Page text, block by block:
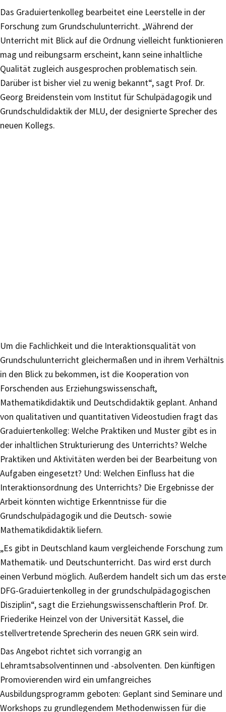
Das Graduiertenkolleg bearbeitet eine Leerstelle in der
Forschung zum Grundschulunterricht. „Während der
Unterricht mit Blick auf die Ordnung vielleicht funktionieren
mag und reibungsarm erscheint, kann seine inhaltliche
Qualität zugleich ausgesprochen problematisch sein.
Darüber ist bisher viel zu wenig bekannt“, sagt Prof. Dr.
Georg Breidenstein vom Institut für Schulpädagogik und
Grundschuldidaktik der MLU, der designierte Sprecher des
neuen Kollegs.
Um die Fachlichkeit und die Interaktionsqualität von
Grundschulunterricht gleichermaßen und in ihrem Verhältnis
in den Blick zu bekommen, ist die Kooperation von
Forschenden aus Erziehungswissenschaft,
Mathematikdidaktik und Deutschdidaktik geplant. Anhand
von qualitativen und quantitativen Videostudien fragt das
Graduiertenkolleg: Welche Praktiken und Muster gibt es in
der inhaltlichen Strukturierung des Unterrichts? Welche
Praktiken und Aktivitäten werden bei der Bearbeitung von
Aufgaben eingesetzt? Und: Welchen Einfluss hat die
Interaktionsordnung des Unterrichts? Die Ergebnisse der
Arbeit könnten wichtige Erkenntnisse für die
Grundschulpädagogik und die Deutsch- sowie
Mathematikdidaktik liefern.
„Es gibt in Deutschland kaum vergleichende Forschung zum
Mathematik- und Deutschunterricht. Das wird erst durch
einen Verbund möglich. Außerdem handelt sich um das erste
DFG-Graduiertenkolleg in der grundschulpädagogischen
Disziplin“, sagt die Erziehungswissenschaftlerin Prof. Dr.
Friederike Heinzel von der Universität Kassel, die
stellvertretende Sprecherin des neuen GRK sein wird.
Das Angebot richtet sich vorrangig an
Lehramtsabsolventinnen und -absolventen. Den künftigen
Promovierenden wird ein umfangreiches
Ausbildungsprogramm geboten: Geplant sind Seminare und
Workshops zu grundlegendem Methodenwissen für die